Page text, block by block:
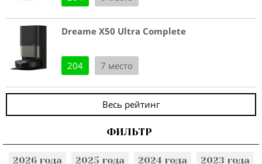
Dreame X50 Ultra Complete
204 7 место
Весь рейтинг
ФИЛЬТР
2026 года 2025 года 2024 года
2023 года